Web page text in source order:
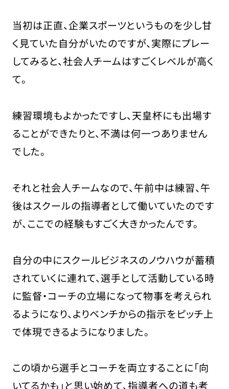
当初は正直、企業スポーツというものを少し甘
く見ていた自分がいたのですが、実際にプレー
してみると、社会人チームはすごくレベルが高く
て。
練習環境もよかったですし、天皇杯にも出場す
ることができたりと、不満は何一つありません
でした。
それと社会人チームなので、午前中は練習、午
後はスクールの指導者として働いていたのです
が、ここでの経験もすごく大きかったんです。
自分の中にスクールビジネスのノウハウが蓄積
されていくに連れて、選手として活動している時
に監督・コーチの立場になって物事を考えられ
るようになり、よりベンチからの指示をピッチ上
で体現できるようになりました。
この頃から選手とコーチを両立することに「向
いてるかも」と思い始めて、指導者への道も考